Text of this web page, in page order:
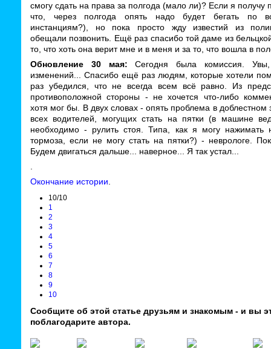
смогу сдать на права за полгода (мало ли)? Если я получу
что, через полгода опять надо будет бегать по
инстанциям?), но пока просто жду известий из
обещали позвонить. Ещё раз спасибо той даме из
то, что хоть она верит мне и в меня и за то, что вошла в
Обновление 30 мая: Сегодня была комиссия.
изменений... Спасибо ещё раз людям, которые хотели
раз убедился, что не всегда всем всё равно. Из
противоположной стороны - не хочется что-либо
хотя мог бы. В двух словах - опять проблема в доблестном
всех водителей, могущих стать на пятки (в машине
необходимо - рулить стоя. Типа, как я могу нажимать
тормоза, если не могу стать на пятки?) - неврологе.
Будем двигаться дальше... наверное... Я так устал...
Окончание истории
10/10
1
2
3
4
5
6
7
8
9
10
Сообщите об этой статье друзьям и знакомым - и вы
поблагодарите автора.